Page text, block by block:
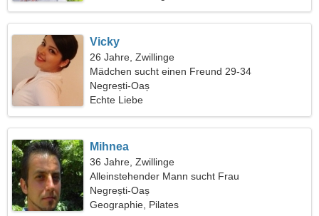
Vicky
26 Jahre, Zwillinge
Mädchen sucht einen Freund 29-34
Negrești-Oaș
Echte Liebe
Mihnea
36 Jahre, Zwillinge
Alleinstehender Mann sucht Frau
Negrești-Oaș
Geographie, Pilates